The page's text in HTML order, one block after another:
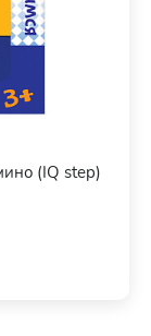
(IQ step)